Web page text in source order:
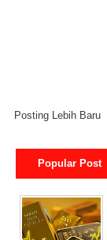
Posting Lebih Baru
Popular Post